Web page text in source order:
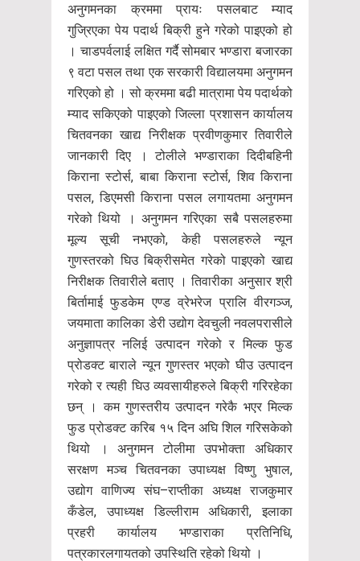
अनुगमनका क्रममा प्रायः पसलबाट म्याद
गुज्रिएका पेय पदार्थ बिक्री हुने गरेको पाइएको हो
। चाडपर्वलाई लक्षित गर्दै सोमबार भण्डारा बजारका
९ वटा पसल तथा एक सरकारी विद्यालयमा अनुगमन
गरिएको हो । सो क्रममा बढी मात्रामा पेय पदार्थको
म्याद सकिएको पाइएको जिल्ला प्रशासन कार्यालय
चितवनका खाद्य निरीक्षक प्रवीणकुमार तिवारीले
जानकारी दिए । टोलीले भण्डाराका दिदीबहिनी
किराना स्टोर्स, बाबा किराना स्टोर्स, शिव किराना
पसल, डिएमसी किराना पसल लगायतमा अनुगमन
गरेको थियो । अनुगमन गरिएका सबै पसलहरुमा
मूल्य सूची नभएको, केही पसलहरुले न्यून
गुणस्तरको घिउ बिक्रीसमेत गरेको पाइएको खाद्य
निरीक्षक तिवारीले बताए । तिवारीका अनुसार श्री
बिर्तामाई फुडकेम एण्ड व्रेभरेज प्रालि वीरगञ्ज,
जयमाता कालिका डेरी उद्योग देवचुली नवलपरासीले
अनुज्ञापत्र नलिई उत्पादन गरेको र मिल्क फुड
प्रोडक्ट बाराले न्यून गुणस्तर भएको घीउ उत्पादन
गरेको र त्यही घिउ व्यवसायीहरुले बिक्री गरिरहेका
छन् । कम गुणस्तरीय उत्पादन गरेकै भएर मिल्क
फुड प्रोडक्ट करिब १५ दिन अघि शिल गरिसकेको
थियो । अनुगमन टोलीमा उपभोक्ता अधिकार
सरक्षण मञ्च चितवनका उपाध्यक्ष विष्णु भुषाल,
उद्योग वाणिज्य संघ–राप्तीका अध्यक्ष राजकुमार
कँडेल, उपाध्यक्ष डिल्लीराम अधिकारी, इलाका
प्रहरी कार्यालय भण्डाराका प्रतिनिधि,
पत्रकारलगायतको उपस्थिति रहेको थियो ।